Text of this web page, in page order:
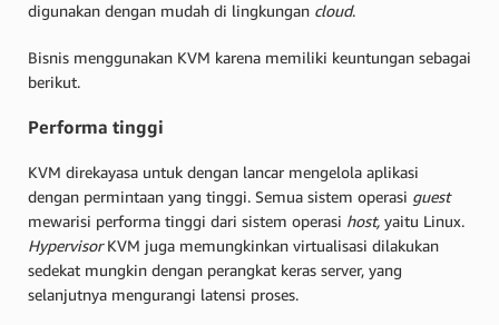
digunakan dengan mudah di lingkungan cloud.
Bisnis menggunakan KVM karena memiliki keuntungan sebagai
berikut.
Performa tinggi
KVM direkayasa untuk dengan lancar mengelola aplikasi
dengan permintaan yang tinggi. Semua sistem operasi guest
mewarisi performa tinggi dari sistem operasi host, yaitu Linux.
HypervisorKVM juga memungkinkan virtualisasi dilakukan
sedekat mungkin dengan perangkat keras server, yang
selanjutnya mengurangi latensi proses.